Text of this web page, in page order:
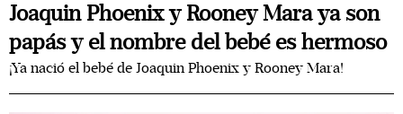
Joaquin Phoenix y Rooney Mara ya son
papás y el nombre del bebé es hermoso
¡Ya nació el bebé de Joaquin Phoenix y Rooney Mara!